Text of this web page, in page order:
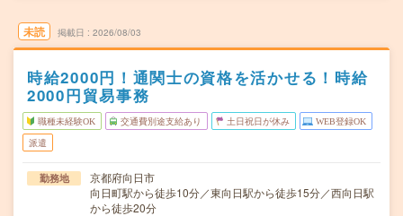
未読 掲載日 2026/08/03
時給2000円！通関士の資格を活かせる！時給
2000円貿易事務
職種未経験OK 交通費別途支給あり 土日祝日が休み WEB登録OK
派遣
勤務地
京都府向日市
向日町駅から徒歩10分／東向日駅から徒歩15分／西向日駅
から徒歩20分